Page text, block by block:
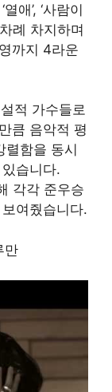
애’, ‘사람이
례 차지하며
까지 4라운
적 가수들로
큼 음악적 평
렬함을 동시
습니다.
각각 준우승
여줬습니다.
만